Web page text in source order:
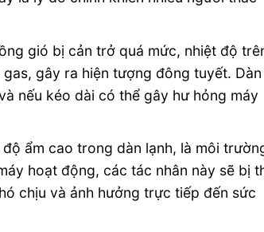
gió bị cản trở quá mức, nhiệt độ
gây ra hiện tượng đông tuyết. Dàn
nếu kéo dài có thể gây hư hỏng máy
ẩm cao trong dàn lạnh, là môi
hoạt động, các tác nhân này sẽ bị
chịu và ảnh hưởng trực tiếp đến sức